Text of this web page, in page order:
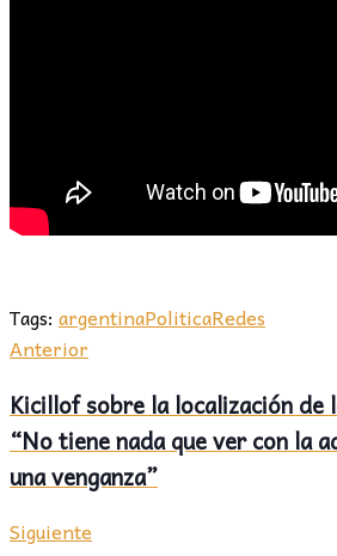
Tags: argentinaPoliticaRedes
Anterior
Kicillof sobre la localización de
“No tiene nada que ver con la
una venganza”
Siguiente